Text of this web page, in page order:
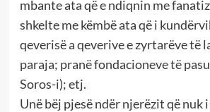
mbante ata që e ndiqnin me
shkelte me këmbë ata që i
qeverisë a qeverive e zyrtarëve të
paraja; pranë fondacioneve të
Soros-i); etj.
Unë bëj pjesë ndër njerëzit që nuk